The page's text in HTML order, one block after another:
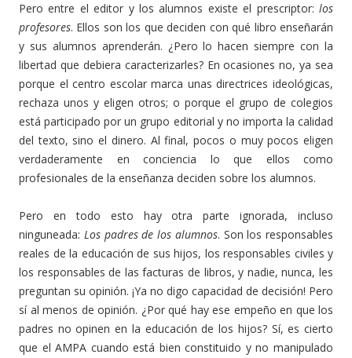
Pero entre el editor y los alumnos existe el prescriptor: los
profesores. Ellos son los que deciden con qué libro enseñarán
y sus alumnos aprenderán. ¿Pero lo hacen siempre con la
libertad que debiera caracterizarles? En ocasiones no, ya sea
porque el centro escolar marca unas directrices ideológicas,
rechaza unos y eligen otros; o porque el grupo de colegios
está participado por un grupo editorial y no importa la calidad
del texto, sino el dinero. Al final, pocos o muy pocos eligen
verdaderamente en conciencia lo que ellos como
profesionales de la enseñanza deciden sobre los alumnos.
Pero en todo esto hay otra parte ignorada, incluso
ninguneada: Los padres de los alumnos. Son los responsables
reales de la educación de sus hijos, los responsables civiles y
los responsables de las facturas de libros, y nadie, nunca, les
preguntan su opinión. ¡Ya no digo capacidad de decisión! Pero
sí al menos de opinión. ¿Por qué hay ese empeño en que los
padres no opinen en la educación de los hijos? Sí, es cierto
que el AMPA cuando está bien constituido y no manipulado